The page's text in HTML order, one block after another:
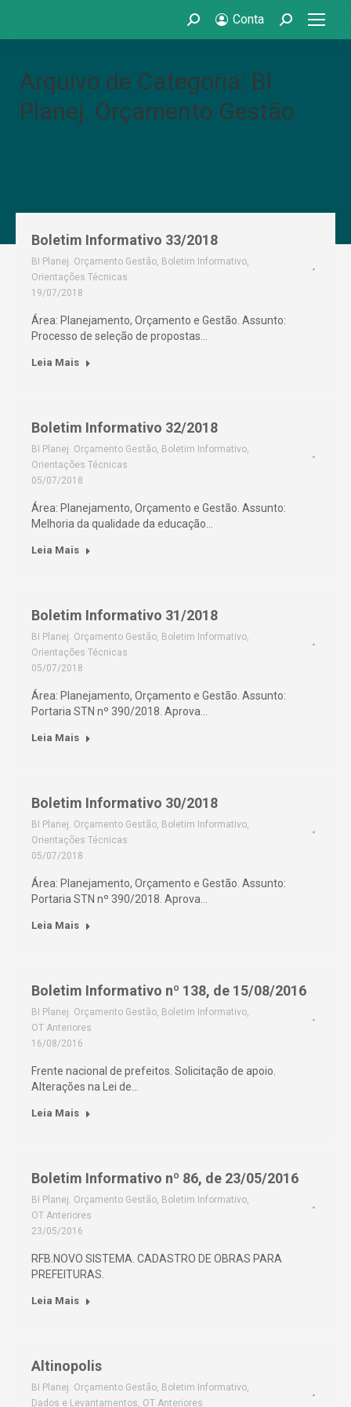
Search: Conta Search:
Arquivo de Categoria: BI
Planej. Orçamento Gestão
Boletim Informativo 33/2018
BI Planej. Orçamento Gestão, Boletim Informativo,
Orientações Técnicas
19/07/2018
Área: Planejamento, Orçamento e Gestão. Assunto:
Processo de seleção de propostas…
Leia Mais
Boletim Informativo 32/2018
BI Planej. Orçamento Gestão, Boletim Informativo,
Orientações Técnicas
05/07/2018
Área: Planejamento, Orçamento e Gestão. Assunto:
Melhoria da qualidade da educação…
Leia Mais
Boletim Informativo 31/2018
BI Planej. Orçamento Gestão, Boletim Informativo,
Orientações Técnicas
05/07/2018
Área: Planejamento, Orçamento e Gestão. Assunto:
Portaria STN nº 390/2018. Aprova…
Leia Mais
Boletim Informativo 30/2018
BI Planej. Orçamento Gestão, Boletim Informativo,
Orientações Técnicas
05/07/2018
Área: Planejamento, Orçamento e Gestão. Assunto:
Portaria STN nº 390/2018. Aprova…
Leia Mais
Boletim Informativo nº 138, de 15/08/2016
BI Planej. Orçamento Gestão, Boletim Informativo,
OT Anteriores
16/08/2016
Frente nacional de prefeitos. Solicitação de apoio.
Alterações na Lei de…
Leia Mais
Boletim Informativo nº 86, de 23/05/2016
BI Planej. Orçamento Gestão, Boletim Informativo,
OT Anteriores
23/05/2016
RFB.NOVO SISTEMA. CADASTRO DE OBRAS PARA
PREFEITURAS.
Leia Mais
Altinopolis
BI Planej. Orçamento Gestão, Boletim Informativo,
Dados e Levantamentos, OT Anteriores